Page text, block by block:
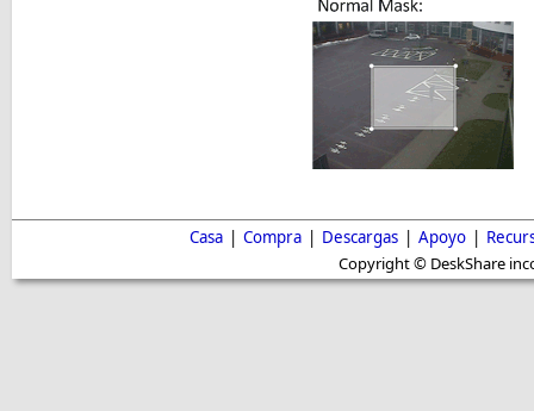
Casa | Compra | Descargas | Apoyo |
Copyright © DeskShare